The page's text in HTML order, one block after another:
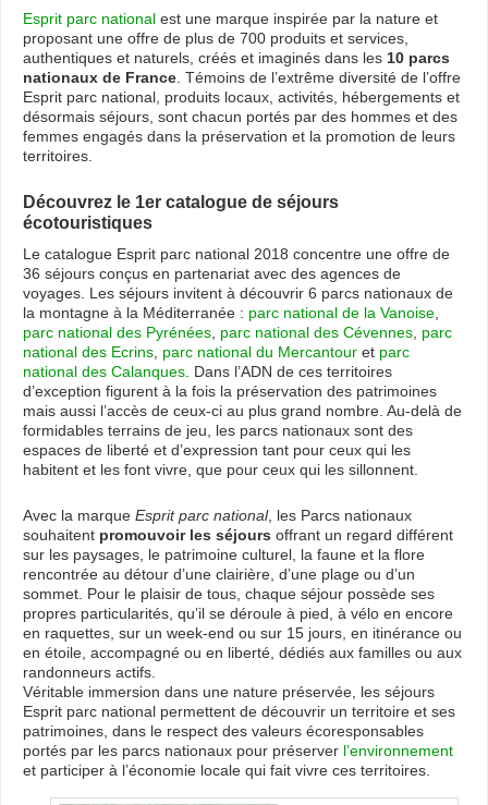
Esprit parc national est une marque inspirée par la nature et
proposant une offre de plus de 700 produits et services,
authentiques et naturels, créés et imaginés dans les 10 parcs
nationaux de France . Témoins de l’extrême diversité de l’offre
Esprit parc national, produits locaux, activités, hébergements et
désormais séjours, sont chacun portés par des hommes et des
femmes engagés dans la préservation et la promotion de leurs
territoires.
Découvrez le 1er catalogue de séjours
écotouristiques
Le catalogue Esprit parc national 2018 concentre une offre de
36 séjours conçus en partenariat avec des agences de
voyages. Les séjours invitent à découvrir 6 parcs nationaux de
la montagne à la Méditerranée : parc national de la Vanoise
parc national des Pyrénées parc national des Cévennes parc
national des Ecrins parc national du Mercantour et parc
national des Calanques . Dans l’ADN de ces territoires
d’exception figurent à la fois la préservation des patrimoines
mais aussi l’accès de ceux-ci au plus grand nombre. Au-delà de
formidables terrains de jeu, les parcs nationaux sont des
espaces de liberté et d’expression tant pour ceux qui les
habitent et les font vivre, que pour ceux qui les sillonnent.
Avec la marque Esprit parc national, les Parcs nationaux
souhaitent promouvoir les séjours offrant un regard différent
sur les paysages, le patrimoine culturel, la faune et la flore
rencontrée au détour d’une clairière, d’une plage ou d’un
sommet. Pour le plaisir de tous, chaque séjour possède ses
propres particularités, qu’il se déroule à pied, à vélo en encore
en raquettes, sur un week-end ou sur 15 jours, en itinérance ou
en étoile, accompagné ou en liberté, dédiés aux familles ou aux
randonneurs actifs.
Véritable immersion dans une nature préservée, les séjours
Esprit parc national permettent de découvrir un territoire et ses
patrimoines, dans le respect des valeurs écoresponsables
portés par les parcs nationaux pour préserver l’environnement
et participer à l’économie locale qui fait vivre ces territoires.